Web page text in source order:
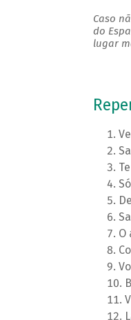
Caso
do
lugar
O